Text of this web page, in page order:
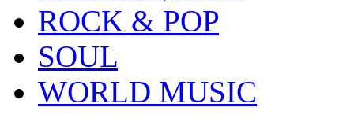
ROCK & POP
SOUL
WORLD MUSIC